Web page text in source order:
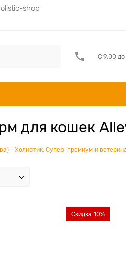
shop
С 9:00
для кошек
- Холистик, Супер-премиум и
Скидка 10%